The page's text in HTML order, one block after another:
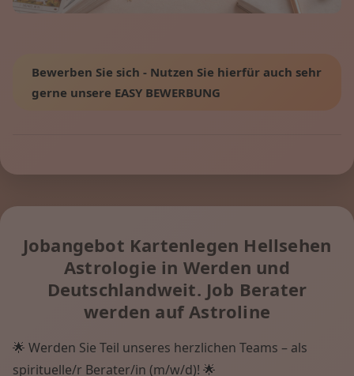
Bewerben Sie sich - Nutzen Sie hierfür auch sehr
gerne unsere EASY BEWERBUNG
Jobangebot Kartenlegen Hellsehen
Astrologie in Werden und
Deutschlandweit. Job Berater
werden auf Astroline
🌟 Werden Sie Teil unseres herzlichen Teams – als
spirituelle/r Berater/in (m/w/d)! 🌟